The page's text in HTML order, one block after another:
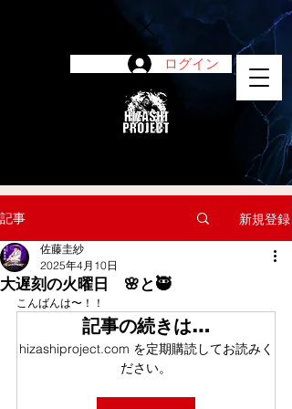
ログイン
記事 新規登録
大遅刻の火曜日 🌸と🥷
佐藤圭紗
2025年4月10日
こんばんは〜！！
記事の続きは…
hizashiproject.com を定期購読してお読みく
ださい。